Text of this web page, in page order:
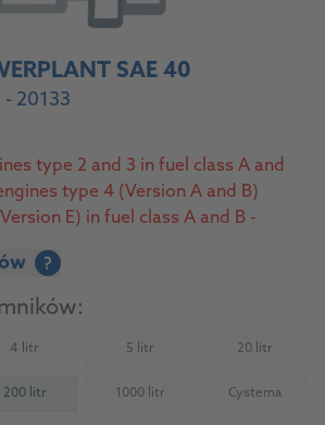
SAE 40
20133
type 2 and 3 in fuel class A and
type 4 (Version A and B)
E) in fuel class A and B -
?
4 litr(Not available) 5 litr(Not available) 20 litr
(Not
200 litr 1000 litr(Not available) Cysterna
(Not